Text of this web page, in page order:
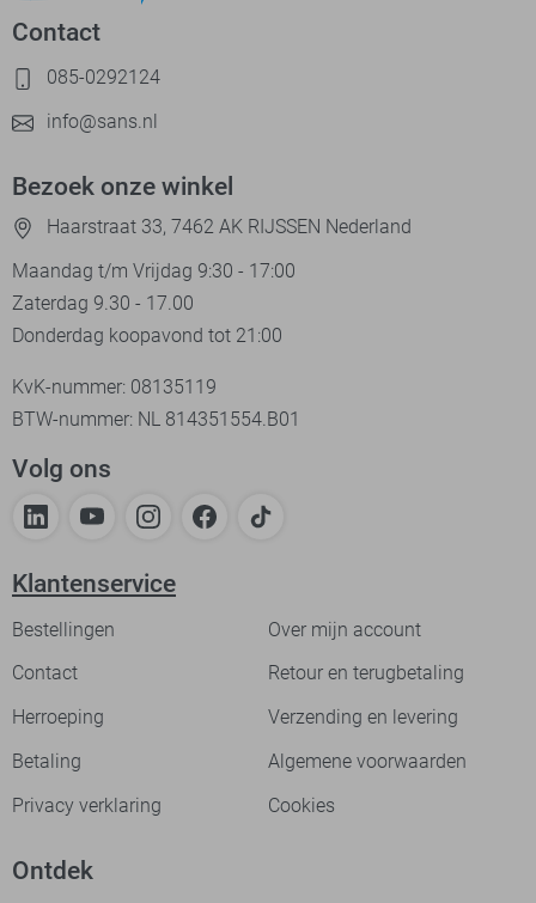
Contact
085-0292124
info@sans.nl
Bezoek onze winkel
Haarstraat 33, 7462 AK RIJSSEN Nederland
Maandag t/m Vrijdag 9:30 - 17:00
Zaterdag 9.30 - 17.00
Donderdag koopavond tot 21:00
KvK-nummer: 08135119
BTW-nummer: NL 814351554.B01
Volg ons
Klantenservice
Bestellingen
Over mijn account
Contact
Retour en terugbetaling
Herroeping
Verzending en levering
Betaling
Algemene voorwaarden
Privacy verklaring
Cookies
Ontdek